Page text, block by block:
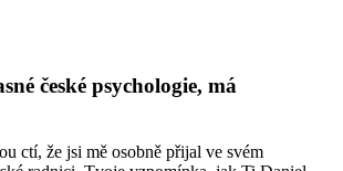
české psychologie, má
ctí, že jsi mě osobně přijal ve svém